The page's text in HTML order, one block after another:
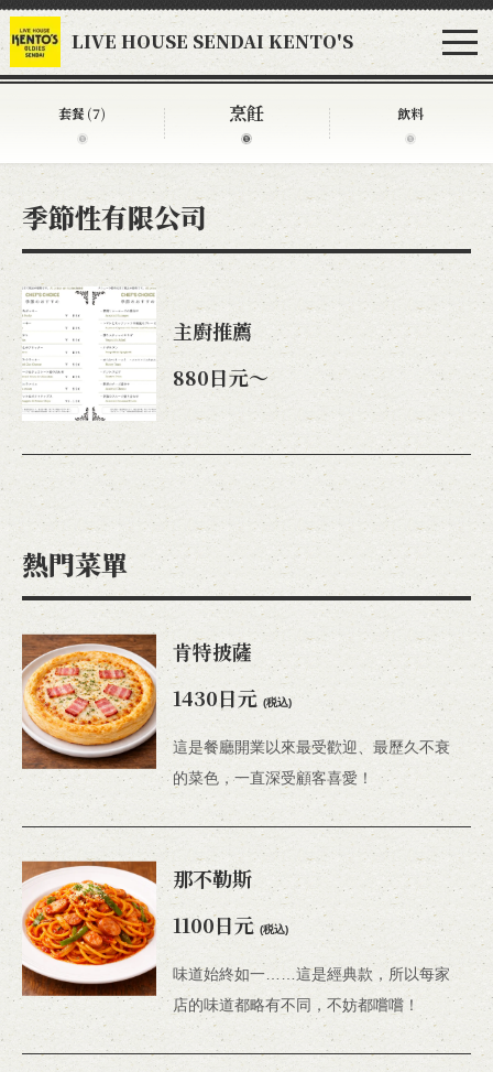
LIVE HOUSE SENDAI KENTO'S
套餐 (7) 烹飪 飲料
季節性有限公司
主廚推薦
880日元〜
熱門菜單
肯特披薩
1430日元 (税込)
這是餐廳開業以來最受歡迎、最歷久不衰
的菜色，一直深受顧客喜愛！
那不勒斯
1100日元 (税込)
味道始終如一……這是經典款，所以每家
店的味道都略有不同，不妨都嚐嚐！